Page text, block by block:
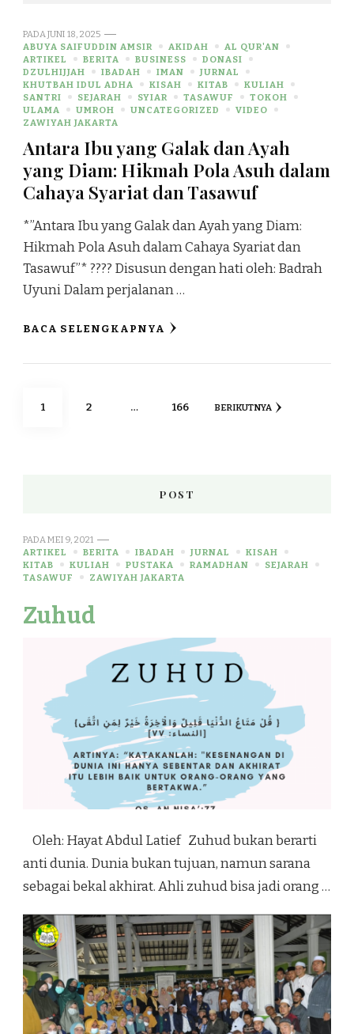
PADA JUNI 18, 2025
ABUYA SAIFUDDIN AMSIR
AKIDAH
AL QUR'AN
ARTIKEL
BERITA BUSINESS
DONASI
DZULHIJJAH
IBADAH IMAN
JURNAL
KHUTBAH IDUL ADHA
KISAH KITAB
KULIAH
SANTRI
SEJARAH SYIAR TASAWUF
TOKOH
ULAMA
UMROH UNCATEGORIZED
VIDEO
ZAWIYAH JAKARTA
Antara Ibu yang Galak dan Ayah
yang Diam: Hikmah Pola Asuh dalam
Cahaya Syariat dan Tasawuf
*”Antara Ibu yang Galak dan Ayah yang Diam:
Hikmah Pola Asuh dalam Cahaya Syariat dan
Tasawuf”* ???? Disusun dengan hati oleh: Badrah
Uyuni Dalam perjalanan …
BACA SELENGKAPNYA
1 2 … 166 BERIKUTNYA
POST
PADA MEI 9, 2021
ARTIKEL
BERITA IBADAH JURNAL
KISAH
KITAB
KULIAH PUSTAKA RAMADHAN
SEJARAH
TASAWUF
ZAWIYAH JAKARTA
Zuhud
Oleh: Hayat Abdul Latief Zuhud bukan berarti
anti dunia. Dunia bukan tujuan, namun sarana
sebagai bekal akhirat. Ahli zuhud bisa jadi orang …